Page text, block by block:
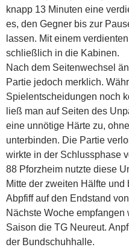
knapp 13 Minuten eine
es, den Gegner bis zur
lassen. Mit einem
schließlich in die Kabinen.
Nach dem Seitenwechsel
Partie jedoch merklich.
Spielentscheidungen noch
ließ man auf Seiten des
eine unnötige Härte zu,
unterbinden. Die Partie
wirkte in der Schlussphase
88 Pforzheim nutzte diese
Mitte der zweiten Hälfte
Abpfiff auf den Endstand
Nächste Woche
Saison die TG Neureut.
der Bundschuhhalle.